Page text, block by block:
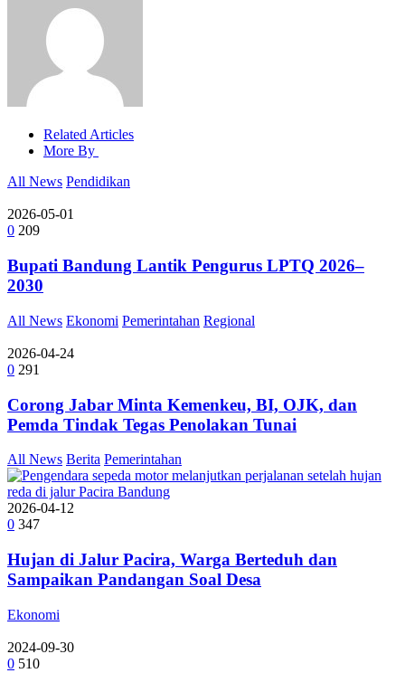
Related Articles
More By
All News Pendidikan
2026-05-01
0 209
Bupati Bandung Lantik Pengurus LPTQ 2026–
2030
All News Ekonomi Pemerintahan Regional
2026-04-24
0 291
Corong Jabar Minta Kemenkeu, BI, OJK, dan
Pemda Tindak Tegas Penolakan Tunai
All News Berita Pemerintahan
2026-04-12
0 347
Hujan di Jalur Pacira, Warga Berteduh dan
Sampaikan Pandangan Soal Desa
Ekonomi
2024-09-30
0 510